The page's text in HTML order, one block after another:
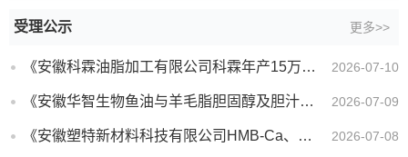
受理公示 更多>>
《安徽科霖油脂加工有限公司科霖年产15万吨生物油脂项目环境影响报告书》受理公示 2026-07-10
《安徽华智生物鱼油与羊毛脂胆固醇及胆汁酸产线技术升级改造项目环境影响报告书》受理公示 2026-07-09
《安徽塑特新材料科技有限公司HMB-Ca、HMB-Fa及阻燃剂项目环境影响报告书》受理公示 2026-07-08